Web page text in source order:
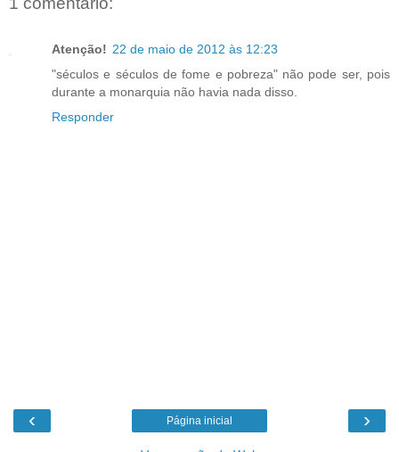
Atenção! 22 de maio de 2012 às 12:23
"séculos e séculos de fome e pobreza" não pode ser, pois
durante a monarquia não havia nada disso.
Responder
‹ ›
Página inicial